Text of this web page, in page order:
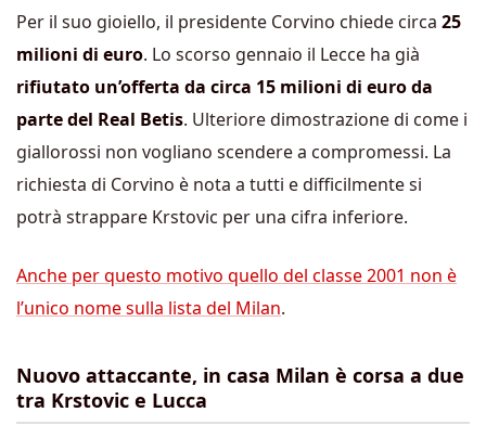
Per il suo gioiello, il presidente Corvino chiede circa 25
milioni di euro. Lo scorso gennaio il Lecce ha già
rifiutato un’offerta da circa 15 milioni di euro da
parte del Real Betis. Ulteriore dimostrazione di come i
giallorossi non vogliano scendere a compromessi. La
richiesta di Corvino è nota a tutti e difficilmente si
potrà strappare Krstovic per una cifra inferiore.
Anche per questo motivo quello del classe 2001 non è
l’unico nome sulla lista del Milan.
Nuovo attaccante, in casa Milan è corsa a due
tra Krstovic e Lucca